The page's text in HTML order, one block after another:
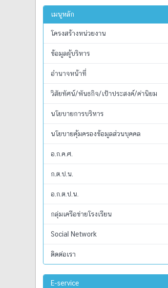
เมนูหลัก
โครงสร้างหน่วยงาน
ข้อมูลผู้บริหาร
อำนาจหน้าที่
วิสัยทัศน์/พันธกิจ/เป้าประสงค์/ค่านิยม
นโยบายการบริหาร
นโยบายคุ้มครองข้อมูลส่วนบุคคล
อ.ก.ค.ศ.
ก.ต.ป.น.
อ.ก.ต.ป.น.
กลุ่มเครือข่ายโรงเรียน
Social Network
ติดต่อเรา
E-service